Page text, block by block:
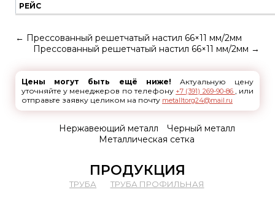
РЕЙС
← Прессованный решетчатый настил 66×11 мм/2мм
Прессованный решетчатый настил 66×11 мм/2мм →
Цены могут быть ещё ниже! Актуальную цену
уточняйте у менеджеров по телефону +7 (391) 269-90-86 , или
отправьте заявку целиком на почту metalltorg24@mail.ru
Нержавеющий металл
Черный металл
Металлическая сетка
ПРОДУКЦИЯ
ТРУБА
ТРУБА ПРОФИЛЬНАЯ